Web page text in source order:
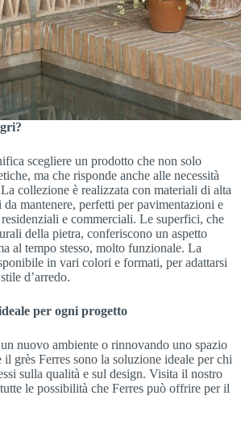
scegliere un prodotto che non solo
ma che risponde anche alle necessità
collezione è realizzata con materiali di alta
mantenere, perfetti per pavimentazioni e
e commerciali. Le superfici, che
della pietra, conferiscono un aspetto
al tempo stesso, molto funzionale. La
in vari colori e formati, per adattarsi
d’arredo.
per ogni progetto
nuovo ambiente o rinnovando uno spazio
il grès Ferres sono la soluzione ideale per chi
sulla qualità e sul design. Visita il nostro
le possibilità che Ferres può offrire per il